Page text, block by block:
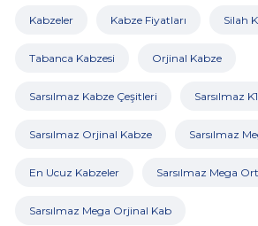
Kabzeler Kabze Fiyatları Silah
Tabanca Kabzesi Orjinal Kabze
Sarsılmaz Kabze Çeşitleri Sarsılmaz
Sarsılmaz Orjinal Kabze Sarsılmaz
En Ucuz Kabzeler Sarsılmaz Mega
Sarsılmaz Mega Orjinal Kab